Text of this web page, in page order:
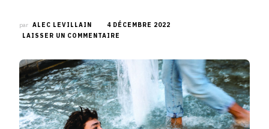
par ALEC LEVILLAIN
4 DÉCEMBRE 2022
LAISSER UN COMMENTAIRE
RANG
AVEC
LA
NOUVELLE
CAMPAGNE
KAPORAL